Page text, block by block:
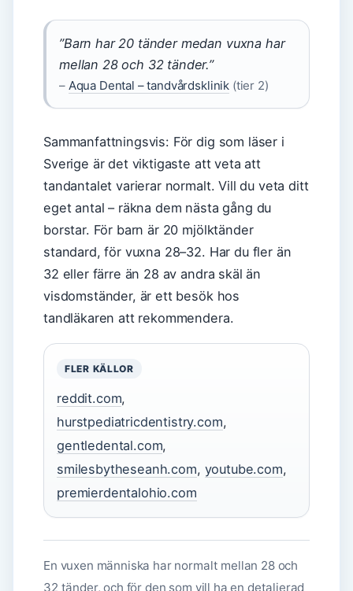
”Barn har 20 tänder medan vuxna har
mellan 28 och 32 tänder.”
– Aqua Dental – tandvårdsklinik (tier 2)
Sammanfattningsvis: För dig som läser i
Sverige är det viktigaste att veta att
tandantalet varierar normalt. Vill du veta ditt
eget antal – räkna dem nästa gång du
borstar. För barn är 20 mjölktänder
standard, för vuxna 28–32. Har du fler än
32 eller färre än 28 av andra skäl än
visdomständer, är ett besök hos
tandläkaren att rekommendera.
FLER KÄLLOR
reddit.com,
hurstpediatricdentistry.com,
gentledental.com,
smilesbytheseanh.com, youtube.com,
premierdentalohio.com
En vuxen människa har normalt mellan 28 och
32 tänder, och för den som vill ha en detaljerad